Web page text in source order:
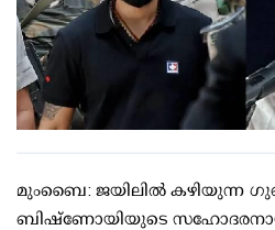
മുംബൈ: ജയിലില്‍ കഴിയുന്ന
ബിഷ്‌ണോയിയുടെ